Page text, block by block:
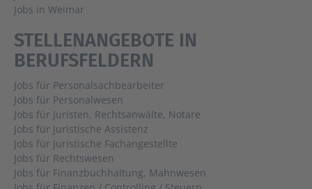
Jobs in Weimar
STELLENANGEBOTE IN
BERUFSFELDERN
Jobs für Personalsachbearbeiter
Jobs für Personalwesen
Jobs für Juristen, Rechtsanwälte, Notare
Jobs für Juristische Assistenz
Jobs für Juristische Fachangestellte
Jobs für Rechtswesen
Jobs für Finanzbuchhaltung, Mahnwesen